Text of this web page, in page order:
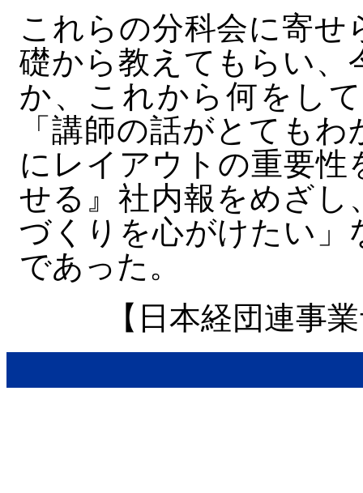
これらの分科会に寄
礎から教えてもらい、
か、これから何をし
「講師の話がとても
にレイアウトの重要
せる』社内報をめざし
づくりを心がけたい」
であった。
【日本経団連事